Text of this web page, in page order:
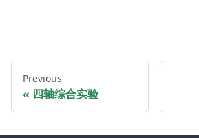
Previous
四轴综合实验